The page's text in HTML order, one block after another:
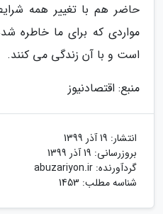
حاضر هم با تغییر همه
مواردی که برای ما خاطره
است و با آن زندگی می کنند.
منبع: اقتصادنیوز
انتشار: 19 آذر 1399
بروزرسانی: 19 آذر 1399
گردآورنده: abuzariyon.ir
شناسه مطلب: 1453